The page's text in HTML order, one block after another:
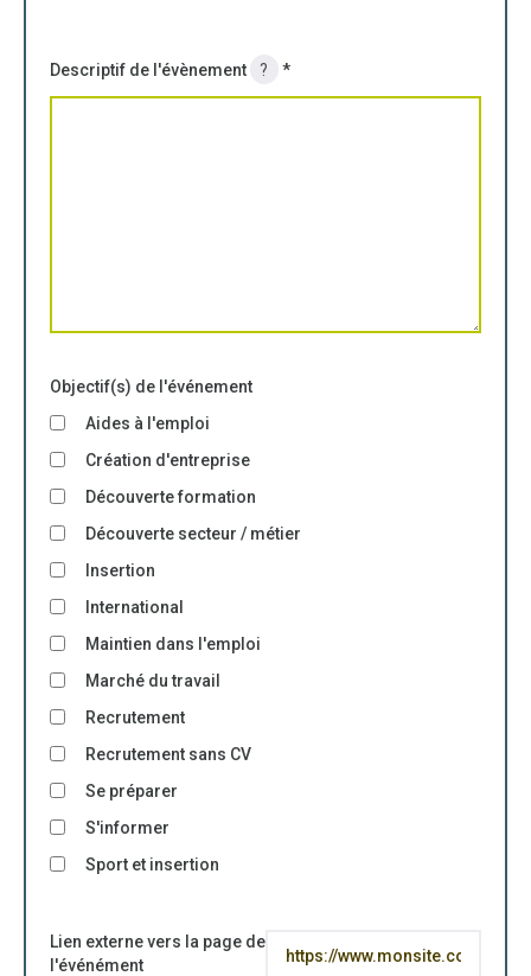
Descriptif de l'évènement ? *
Objectif(s) de l'événement
Aides à l'emploi
Création d'entreprise
Découverte formation
Découverte secteur / métier
Insertion
International
Maintien dans l'emploi
Marché du travail
Recrutement
Recrutement sans CV
Se préparer
S'informer
Sport et insertion
Lien externe vers la page de
l'événément